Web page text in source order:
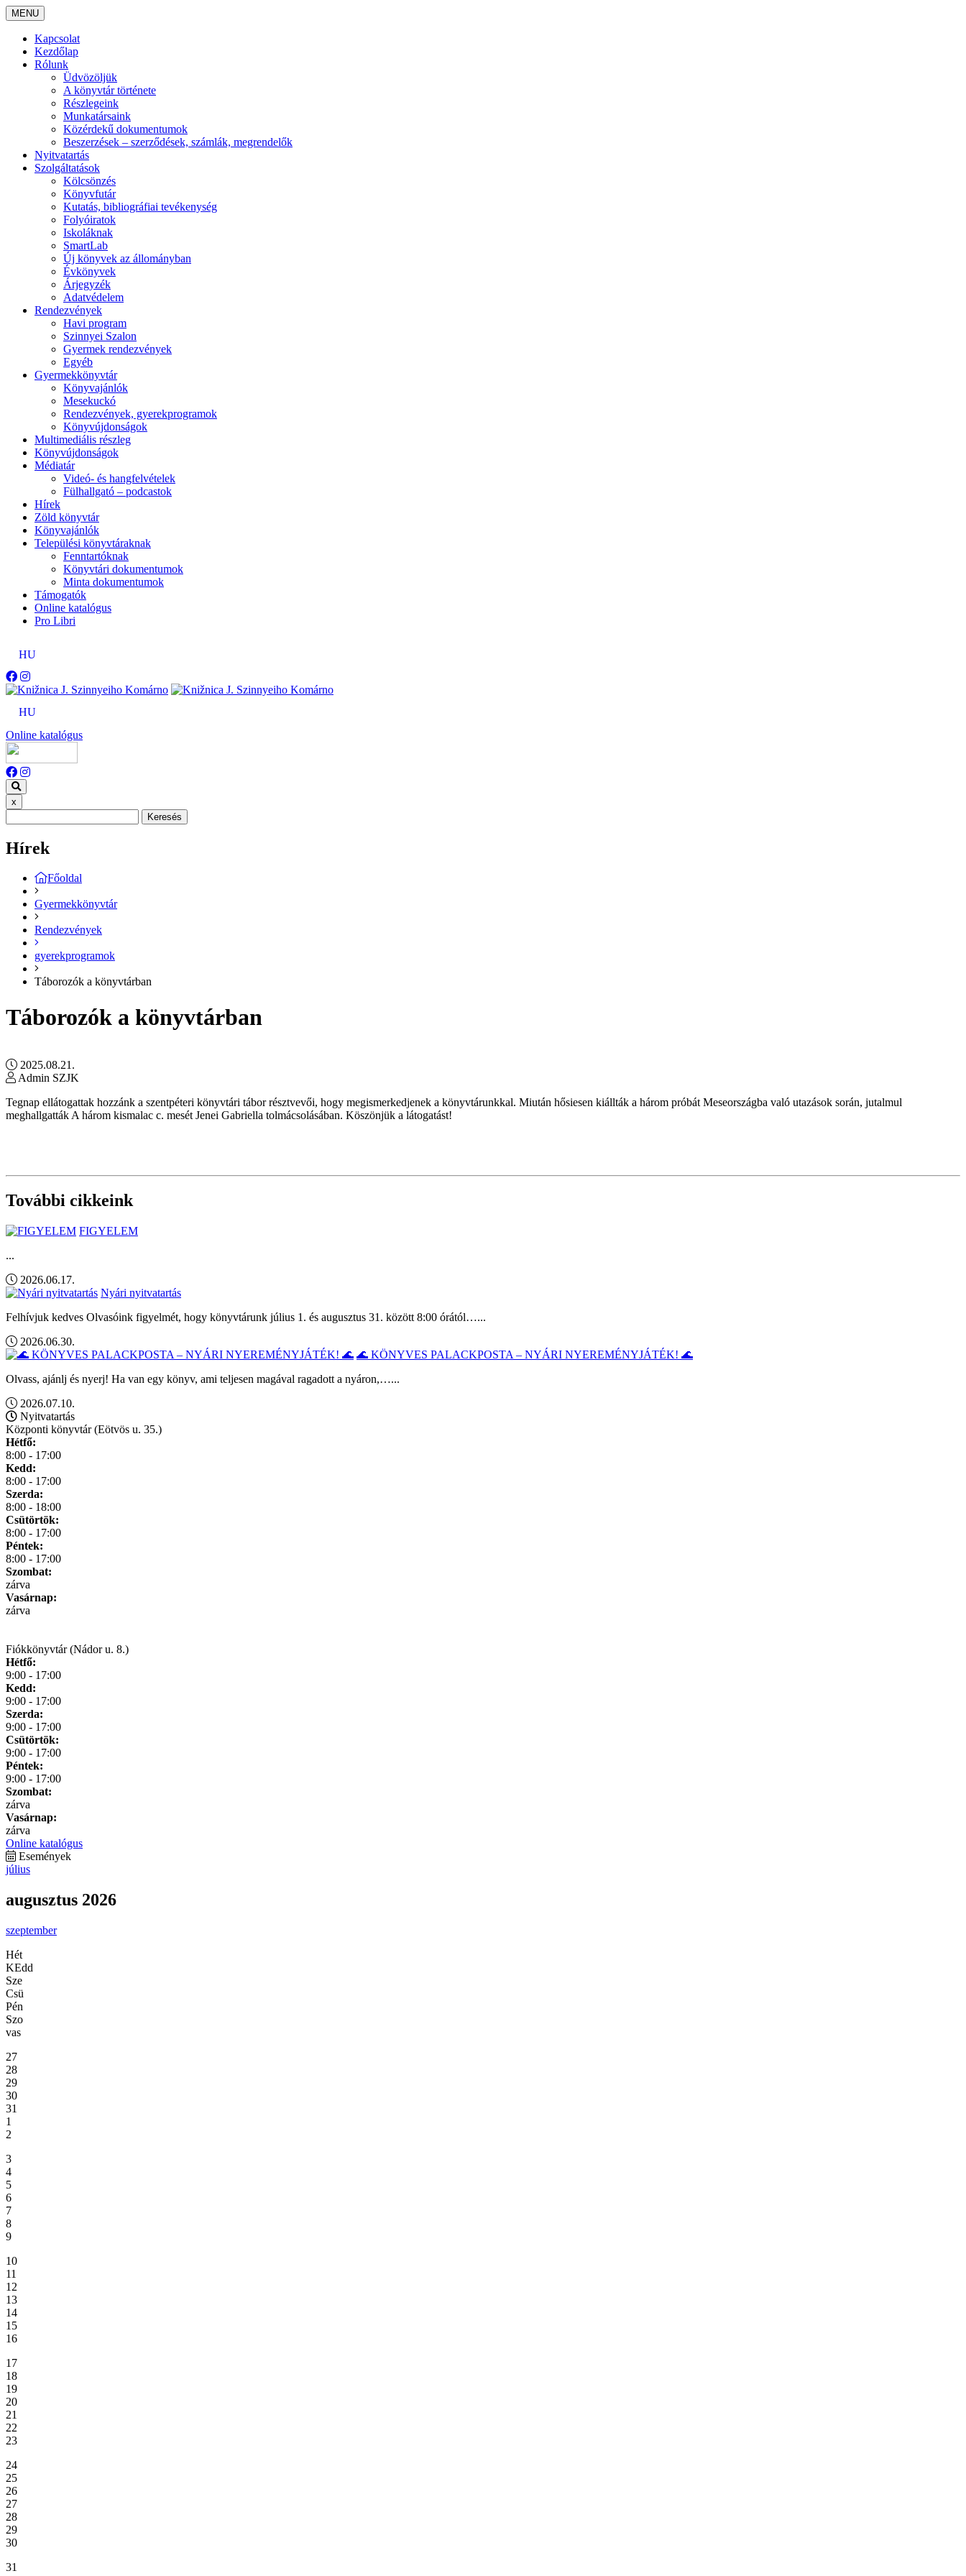
MENU
Kapcsolat
Kezdőlap
Rólunk
Üdvözöljük
A könyvtár története
Részlegeink
Munkatársaink
Közérdekű dokumentumok
Beszerzések – szerződések, számlák, megrendelők
Nyitvatartás
Szolgáltatások
Kölcsönzés
Könyvfutár
Kutatás, bibliográfiai tevékenység
Folyóiratok
Iskoláknak
SmartLab
Új könyvek az állományban
Évkönyvek
Árjegyzék
Adatvédelem
Rendezvények
Havi program
Szinnyei Szalon
Gyermek rendezvények
Egyéb
Gyermekkönyvtár
Könyvajánlók
Mesekuckó
Rendezvények, gyerekprogramok
Könyvújdonságok
Multimediális részleg
Könyvújdonságok
Médiatár
Videó- és hangfelvételek
Fülhallgató – podcastok
Hírek
Zöld könyvtár
Könyvajánlók
Települési könyvtáraknak
Fenntartóknak
Könyvtári dokumentumok
Minta dokumentumok
Támogatók
Online katalógus
Pro Libri
HU
HU
Online katalógus
x
Keresés
Hírek
Főoldal
Gyermekkönyvtár
Rendezvények
gyerekprogramok
Táborozók a könyvtárban
Táborozók a könyvtárban
2025.08.21.
Admin SZJK
Tegnap ellátogattak hozzánk a szentpéteri könyvtári tábor résztvevői, hogy megismerkedjenek a könyvtárunkkal. Miután hősiesen kiállták a három próbát Meseországba való utazások során, jutalmul
meghallgatták A három kismalac c. mesét Jenei Gabriella tolmácsolásában. Köszönjük a látogatást!
További cikkeink
FIGYELEM
...
2026.06.17.
Nyári nyitvatartás
Felhívjuk kedves Olvasóink figyelmét, hogy könyvtárunk július 1. és augusztus 31. között 8:00 órától…...
2026.06.30.
🌊 KÖNYVES PALACKPOSTA – NYÁRI NYEREMÉNYJÁTÉK! 🌊
Olvass, ajánlj és nyerj! Ha van egy könyv, ami teljesen magával ragadott a nyáron,…...
2026.07.10.
Nyitvatartás
Központi könyvtár (Eötvös u. 35.)
Hétfő:
8:00 - 17:00
Kedd:
8:00 - 17:00
Szerda:
8:00 - 18:00
Csütörtök:
8:00 - 17:00
Péntek:
8:00 - 17:00
Szombat:
zárva
Vasárnap:
zárva
Fiókkönyvtár (Nádor u. 8.)
Hétfő:
9:00 - 17:00
Kedd:
9:00 - 17:00
Szerda:
9:00 - 17:00
Csütörtök:
9:00 - 17:00
Péntek:
9:00 - 17:00
Szombat:
zárva
Vasárnap:
zárva
Online katalógus
Események
július
augusztus 2026
szeptember
Hét
KEdd
Sze
Csü
Pén
Szo
vas
27
28
29
30
31
1
2
3
4
5
6
7
8
9
10
11
12
13
14
15
16
17
18
19
20
21
22
23
24
25
26
27
28
29
30
31